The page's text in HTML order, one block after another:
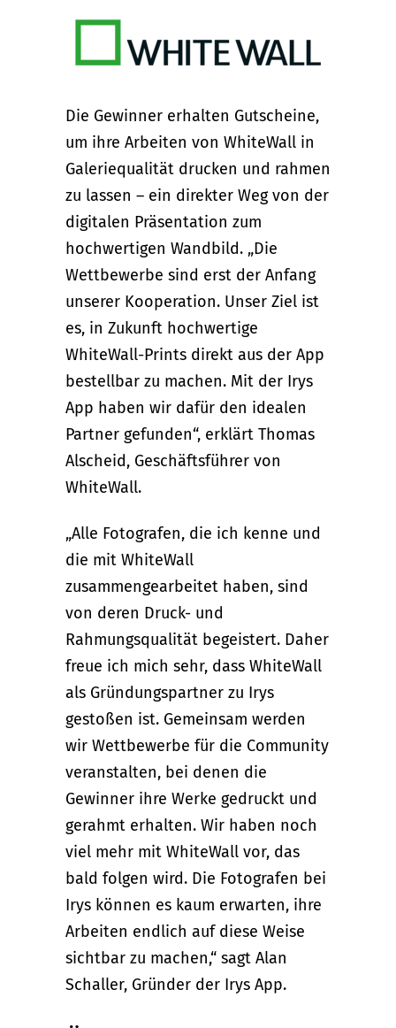
Die Gewinner erhalten Gutscheine,
um ihre Arbeiten von WhiteWall in
Galeriequalität drucken und rahmen
zu lassen – ein direkter Weg von der
digitalen Präsentation zum
hochwertigen Wandbild. „Die
Wettbewerbe sind erst der Anfang
unserer Kooperation. Unser Ziel ist
es, in Zukunft hochwertige
WhiteWall-Prints direkt aus der App
bestellbar zu machen. Mit der Irys
App haben wir dafür den idealen
Partner gefunden“, erklärt Thomas
Alscheid, Geschäftsführer von
WhiteWall.
„Alle Fotografen, die ich kenne und
die mit WhiteWall
zusammengearbeitet haben, sind
von deren Druck- und
Rahmungsqualität begeistert. Daher
freue ich mich sehr, dass WhiteWall
als Gründungspartner zu Irys
gestoßen ist. Gemeinsam werden
wir Wettbewerbe für die Community
veranstalten, bei denen die
Gewinner ihre Werke gedruckt und
gerahmt erhalten. Wir haben noch
viel mehr mit WhiteWall vor, das
bald folgen wird. Die Fotografen bei
Irys können es kaum erwarten, ihre
Arbeiten endlich auf diese Weise
sichtbar zu machen,“ sagt Alan
Schaller, Gründer der Irys App.